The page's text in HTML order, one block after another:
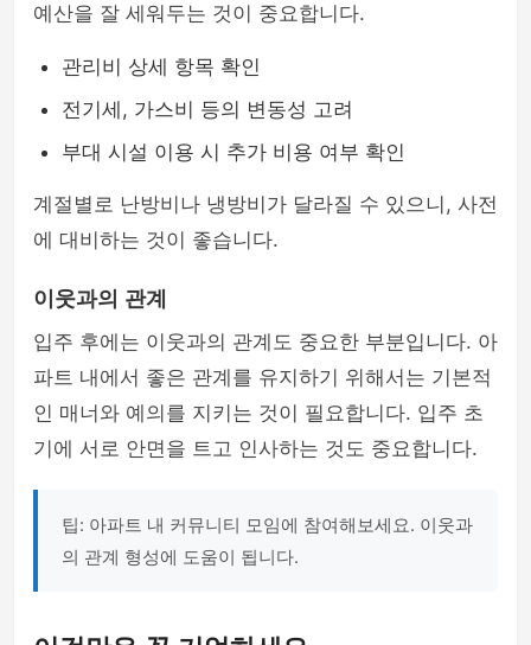
예산을 잘 세워두는 것이 중요합니다.
관리비 상세 항목 확인
전기세, 가스비 등의 변동성 고려
부대 시설 이용 시 추가 비용 여부 확인
계절별로 난방비나 냉방비가 달라질 수 있으니, 사전
에 대비하는 것이 좋습니다.
이웃과의 관계
입주 후에는 이웃과의 관계도 중요한 부분입니다. 아
파트 내에서 좋은 관계를 유지하기 위해서는 기본적
인 매너와 예의를 지키는 것이 필요합니다. 입주 초
기에 서로 안면을 트고 인사하는 것도 중요합니다.
팁: 아파트 내 커뮤니티 모임에 참여해보세요. 이웃과
의 관계 형성에 도움이 됩니다.